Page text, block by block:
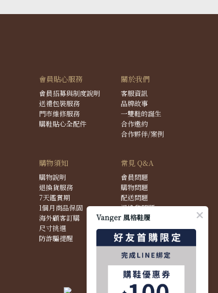
會員貼心服務
會員招募與制度說明
送禮包裝服務
門市維修服務
購鞋貼心全配件
關於我們
客服資訊
品牌故事
一雙鞋的誕生
合作邀約
合作夥伴/案例
購物須知
購物說明
退換貨服務
7天鑑賞期
1個月商品保固
海外顧客訂購
尺寸挑選
防詐騙提醒
常見 Q&A
會員問題
購物問題
配送問題
退換貨問題
商品問題
Vanger 風格鞋履